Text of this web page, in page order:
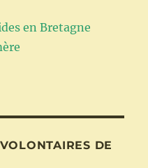
en Bretagne
DE